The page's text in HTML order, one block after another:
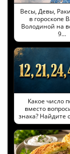
Весы, Девы,
в гороскопе
Володиной на
9…
Какое число
вместо
знака? Найдите